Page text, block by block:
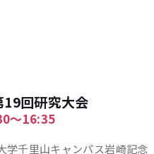
19回研究大会
〜16:35
学千里山キャンパス岩崎記念